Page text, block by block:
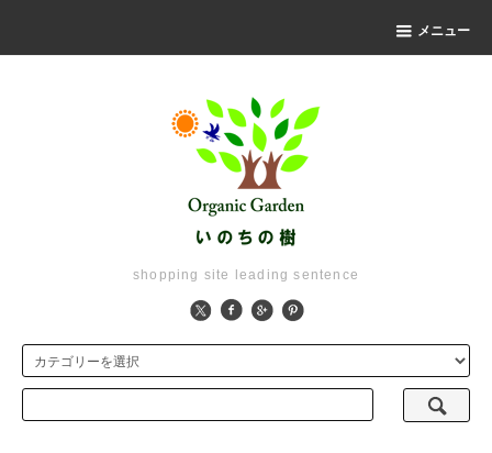
メニュー
shopping site leading sentence